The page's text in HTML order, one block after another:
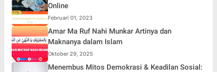
Online
Februari 01, 2023
Amar Ma Ruf Nahi Munkar Artinya dan
Maknanya dalam Islam
Oktober 29, 2025
Menembus Mitos Demokrasi & Keadilan Sosial: